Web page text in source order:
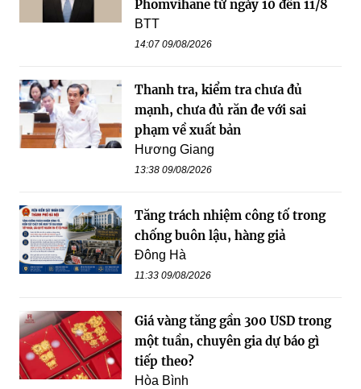
Phomvihane từ ngày 10 đến 11/8
BTT
14:07 09/08/2026
Thanh tra, kiểm tra chưa đủ
mạnh, chưa đủ răn đe với sai
phạm về xuất bản
Hương Giang
13:38 09/08/2026
Tăng trách nhiệm công tố trong
chống buôn lậu, hàng giả
Đông Hà
11:33 09/08/2026
Giá vàng tăng gần 300 USD trong
một tuần, chuyên gia dự báo gì
tiếp theo?
Hòa Bình